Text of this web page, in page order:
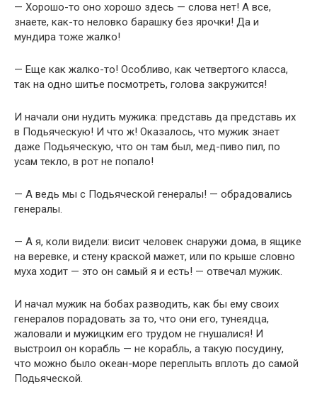
— Хорошо-то оно хорошо здесь — слова нет! А все,
знаете, как-то неловко барашку без ярочки! Да и
мундира тоже жалко!
— Еще как жалко-то! Особливо, как четвертого класса,
так на одно шитье посмотреть, голова закружится!
И начали они нудить мужика: представь да представь их
в Подьяческую! И что ж! Оказалось, что мужик знает
даже Подьяческую, что он там был, мед-пиво пил, по
усам текло, в рот не попало!
— А ведь мы с Подьяческой генералы! — обрадовались
генералы.
— А я, коли видели: висит человек снаружи дома, в ящике
на веревке, и стену краской мажет, или по крыше словно
муха ходит — это он самый я и есть! — отвечал мужик.
И начал мужик на бобах разводить, как бы ему своих
генералов порадовать за то, что они его, тунеядца,
жаловали и мужицким его трудом не гнушалися! И
выстроил он корабль — не корабль, а такую посудину,
что можно было океан-море переплыть вплоть до самой
Подьяческой.